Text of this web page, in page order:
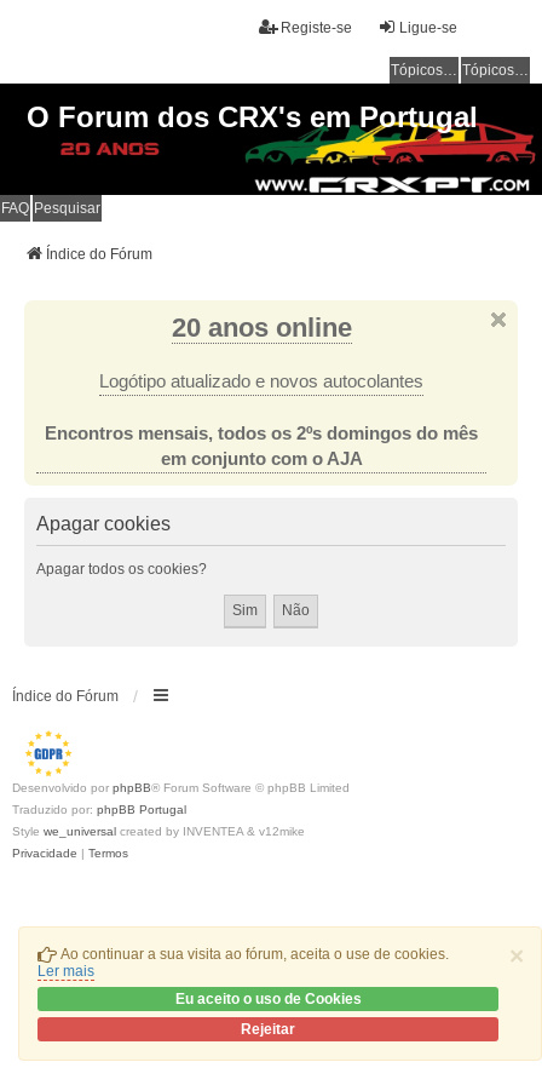
×
Ao continuar a sua visita ao fórum, aceita o use de cookies.
Ler mais
Eu aceito o uso de Cookies
Rejeitar
Ligue-se
Registe-se
Tópicos sem resposta Tópicos ativos
O Forum dos CRX's em Portugal
FAQ Pesquisar
Índice do Fórum
20 anos online
Logótipo atualizado e novos autocolantes
Encontros mensais, todos os 2ºs domingos do mês
em conjunto com o AJA
Apagar cookies
Apagar todos os cookies?
Índice do Fórum
Desenvolvido por phpBB® Forum Software © phpBB Limited
Traduzido por: phpBB Portugal
Style we_universal created by INVENTEA & v12mike
Privacidade | Termos